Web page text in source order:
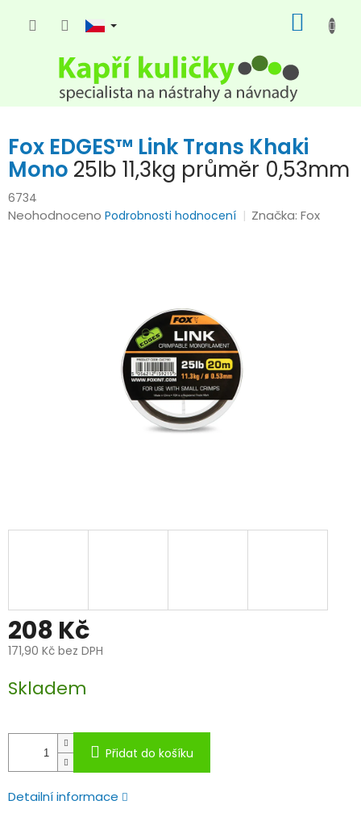
KOŠÍK
Fox EDGES™ Link Trans Khaki
Mono 25lb 11,3kg průměr 0,53mm
6734
Průměrné
Neohodnoceno Podrobnosti hodnocení Značka:Fox
208 Kč
171,90 Kč bez DPH
cena:
Skladem
Přidat do košíku
Detailní informace